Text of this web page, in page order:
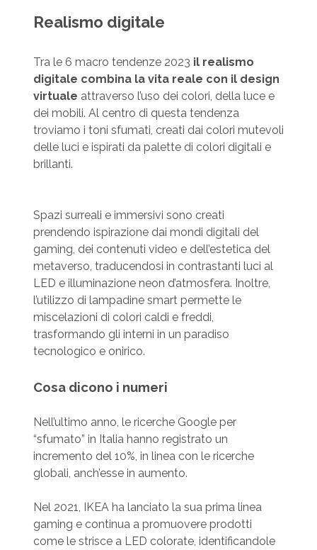
Realismo digitale
Tra le 6 macro tendenze 2023 il realismo
digitale combina la vita reale con il design
virtuale attraverso l’uso dei colori, della luce e
dei mobili. Al centro di questa tendenza
troviamo i toni sfumati, creati dai colori mutevoli
delle luci e ispirati da palette di colori digitali e
brillanti.
Spazi surreali e immersivi sono creati
prendendo ispirazione dai mondi digitali del
gaming, dei contenuti video e dell’estetica del
metaverso, traducendosi in contrastanti luci al
LED e illuminazione neon d’atmosfera. Inoltre,
l’utilizzo di lampadine smart permette le
miscelazioni di colori caldi e freddi,
trasformando gli interni in un paradiso
tecnologico e onirico.
Cosa dicono i numeri
Nell’ultimo anno, le ricerche Google per
“sfumato” in Italia hanno registrato un
incremento del 10%, in linea con le ricerche
globali, anch’esse in aumento.
Nel 2021, IKEA ha lanciato la sua prima linea
gaming e continua a promuovere prodotti
come le strisce a LED colorate, identificandole